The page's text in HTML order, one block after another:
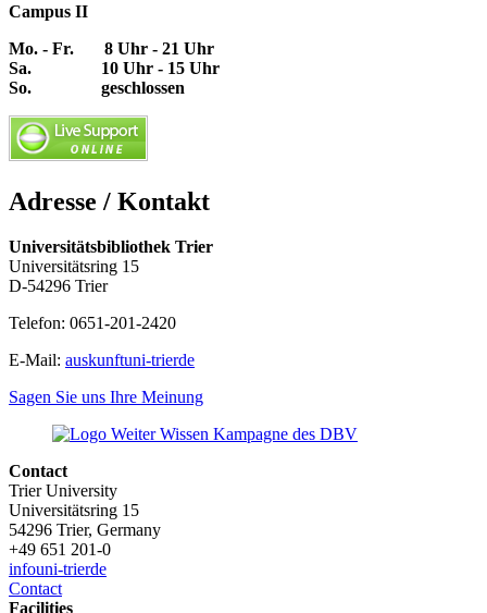
Campus II
Mo. - Fr. 8 Uhr - 21 Uhr
Sa. 10 Uhr - 15 Uhr
So. geschlossen
Adresse / Kontakt
Universitätsbibliothek Trier
Universitätsring 15
D-54296 Trier
Telefon: 0651-201-2420
E-Mail: auskunftuni-trierde
Sagen Sie uns Ihre Meinung
Contact
Trier University
Universitätsring 15
54296 Trier, Germany
+49 651 201-0
infouni-trierde
Contact
Facilities